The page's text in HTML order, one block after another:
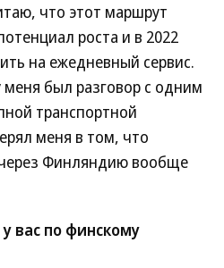
что этот маршрут
роста и в 2022
на ежедневный сервис.
был разговор с одним
транспортной
меня в том, что
Финляндию вообще
вас по финскому